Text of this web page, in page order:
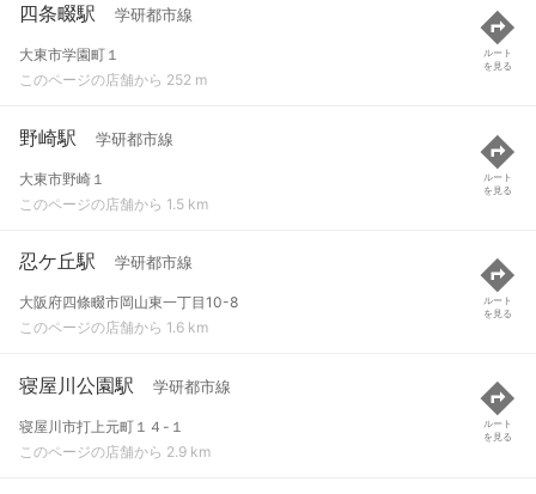
四条畷駅 学研都市線
大東市学園町１
このページの店舗から 252 m
ルート
を見る
野崎駅 学研都市線
大東市野崎１
このページの店舗から 1.5 km
ルート
を見る
忍ケ丘駅 学研都市線
大阪府四條畷市岡山東一丁目10-8
このページの店舗から 1.6 km
ルート
を見る
寝屋川公園駅 学研都市線
寝屋川市打上元町１４-１
このページの店舗から 2.9 km
ルート
を見る